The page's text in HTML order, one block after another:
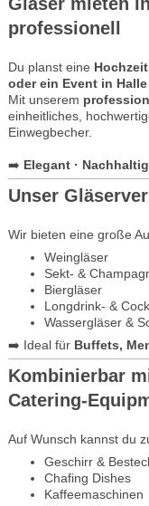
professionell
Du planst eine
oder ein Event in Halle
Mit unserem
einheitliches,
Einwegbecher.
➡️ Elegant ·
Unser
Wir bieten eine große
Weingläser
Sekt- &
Biergläser
Longdrink- &
Wassergläser &
➡️ Ideal für Buffets,
Kombinierbar
Catering-
Auf Wunsch kannst du
Geschirr &
Chafing Dishes
Kaffeemaschinen